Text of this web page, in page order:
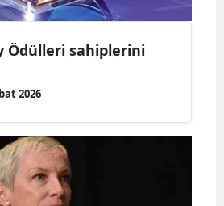
Mersin
Ödülleri sahiplerini
2026